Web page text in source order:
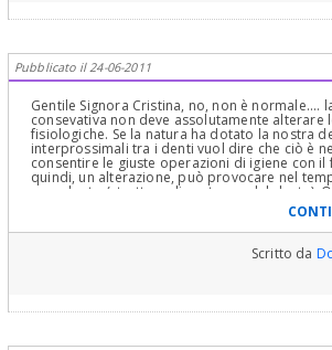
Pubblicato il 24-06-2011
Gentile Signora Cristina, no, non è normale....
consevativa non deve assolutamente alterare
fisiologiche. Se la natura ha dotato la nostra
interprossimali tra i denti vuol dire che ciò è
consentire le giuste operazioni di igiene con
quindi, un alterazione, può provocare nel
parodonto (strutture di sostegno del dente).
parere ma è probabile che il suo medico
che io non conosco. Indubbiamente la
contatto non è facile ma si ottiene, bisogna
auguro che lei non sia una paziente del mio
studio...scherzo..Buona giornata e buon week
Scritto da